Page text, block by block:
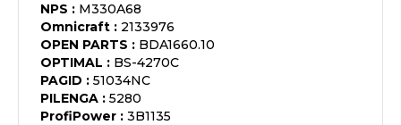
NPS : M330A68
Omnicraft : 2133976
OPEN PARTS : BDA1660.10
OPTIMAL : BS-4270C
PAGID : 51034NC
PILENGA : 5280
ProfiPower : 3B1135